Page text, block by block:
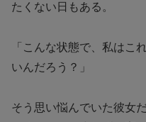
たくない日もある。
「こんな状態で、私はこ
いんだろう？」
そう思い悩んでいた彼女